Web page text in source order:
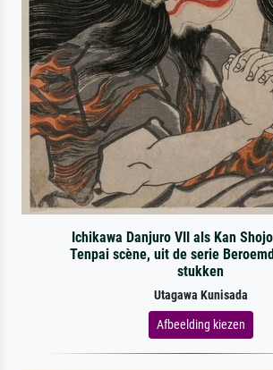
Ichikawa Danjuro VII als Kan
Tenpai scène, uit de serie
stukken
Utagawa Kunisada
Afbeelding kiezen